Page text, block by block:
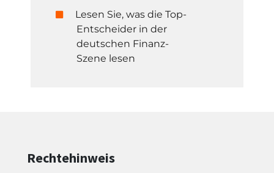
Lesen Sie, was die Top-
Entscheider in der
deutschen Finanz-
Szene lesen
Rechtehinweis